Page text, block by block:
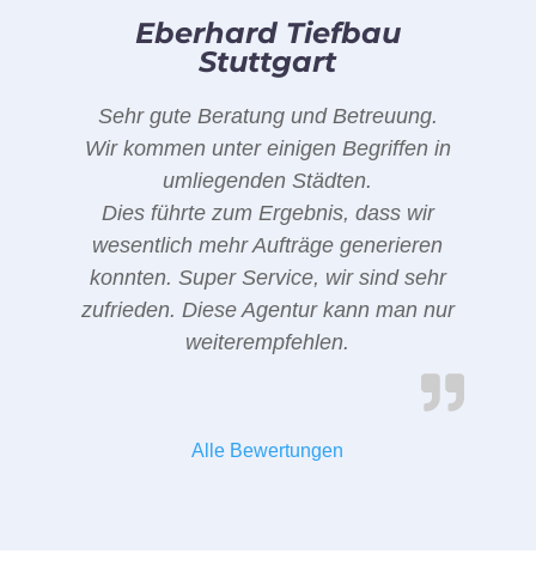
Eberhard Tiefbau
Stuttgart
Sehr gute Beratung und Betreuung.
Wir kommen unter einigen Begriffen in
umliegenden Städten.
Dies führte zum Ergebnis, dass wir
wesentlich mehr Aufträge generieren
konnten. Super Service, wir sind sehr
zufrieden. Diese Agentur kann man nur
weiterempfehlen.
Alle Bewertungen